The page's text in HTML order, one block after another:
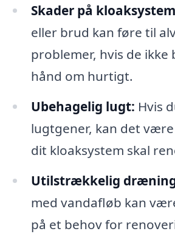
Skader på
eller brud kan føre til
problemer, hvis de ikke
hånd om hurtigt.
Ubehagelig lugt: Hvis
lugtgener, kan det
dit kloaksystem skal
Utilstrækkelig
med vandafløb kan
på et behov for